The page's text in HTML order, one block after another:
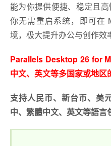
能为你提供便捷、稳定且高
你无需重启系统，即可在
境，极大提升办公与创作效
Parallels Desktop 26 for
中文、英文等多国家或地区
支持人民币、新台币、美
中、繁體中文、英文等語言